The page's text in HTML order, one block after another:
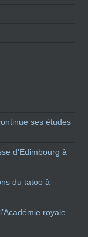
ses études
d’Edimbourg à
du tatoo à
royale